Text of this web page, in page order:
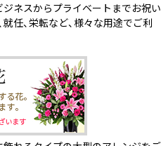
ネスからプライベートまでお祝い
就任、栄転など、様々な用途でご利